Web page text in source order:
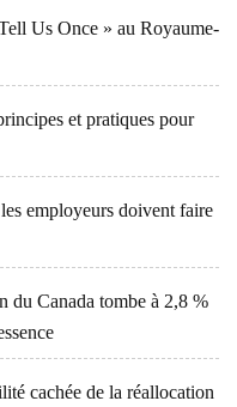
Us Once » au Royaume-
et pratiques pour
employeurs doivent faire
du Canada tombe à 2,8 %
cachée de la réallocation